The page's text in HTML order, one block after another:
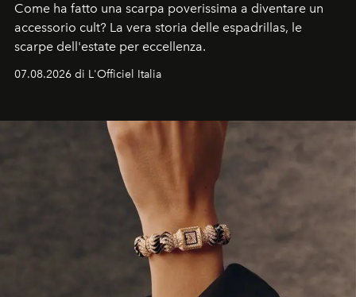
Come ha fatto una scarpa poverissima a diventare un
accessorio cult? La vera storia delle espadrillas, le
scarpe dell'estate per eccellenza.
07.08.2026 di L'Officiel Italia